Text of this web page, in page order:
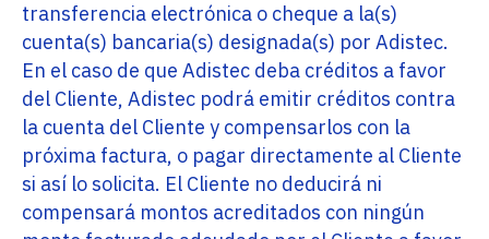
transferencia electrónica o cheque a la(s)
cuenta(s) bancaria(s) designada(s) por Adistec.
En el caso de que Adistec deba créditos a favor
del Cliente, Adistec podrá emitir créditos contra
la cuenta del Cliente y compensarlos con la
próxima factura, o pagar directamente al Cliente
si así lo solicita. El Cliente no deducirá ni
compensará montos acreditados con ningún